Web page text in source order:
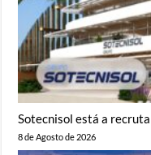
Sotecnisol está a
8 de Agosto de 2026